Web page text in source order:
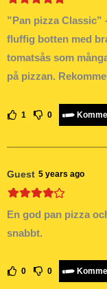
”Pan pizza
fluffig botten med
tomatsås som
på pizzan.
1 0
Guest 5 years ago
En god pan pizza
snabbt.
0 0